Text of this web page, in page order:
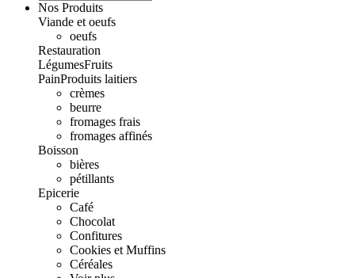
Nos Produits
Viande et oeufs
oeufs
Restauration
LégumesFruits
PainProduits laitiers
crèmes
beurre
fromages frais
fromages affinés
Boisson
bières
pétillants
Epicerie
Café
Chocolat
Confitures
Cookies et Muffins
Céréales